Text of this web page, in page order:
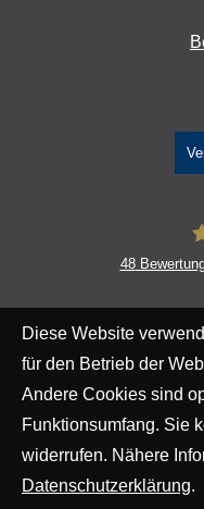
48
Diese Website
für den Betrieb der
Andere Cookies sind
Funktionsumfang. Sie
widerrufen. Nähere
Datenschutzerklärung.